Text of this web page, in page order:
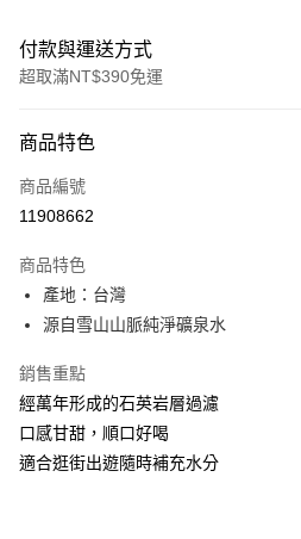
付款與運送方式
超取滿NT$390免運
全家線上支付
超商取貨付款
運送方式
全家取貨付款
每筆NT$40，滿NT$390(含以上)免運費
常溫-付款後全家取貨
每筆NT$40，滿NT$390(含以上)免運費
商品特色
商品編號
11908662
商品特色
產地：台灣
源自雪山山脈純淨礦泉水
銷售重點
經萬年形成的石英岩層過濾
口感甘甜，順口好喝
適合逛街出遊隨時補充水分